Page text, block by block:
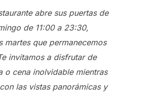
abre sus puertas de
de 11:00 a 23:30,
martes que permanecemos
invitamos a disfrutar de
o cena inolvidable mientras
las vistas panorámicas y